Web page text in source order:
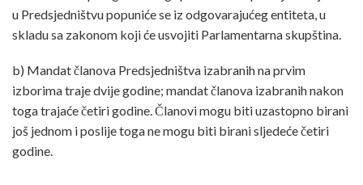
u Predsjedništvu popuniće se iz odgovarajućeg entiteta, u
skladu sa zakonom koji će usvojiti Parlamentarna skupština.
b) Mandat članova Predsjedništva izabranih na prvim
izborima traje dvije godine; mandat članova izabranih nakon
toga trajaće četiri godine. Članovi mogu biti uzastopno birani
još jednom i poslije toga ne mogu biti birani sljedeće četiri
godine.